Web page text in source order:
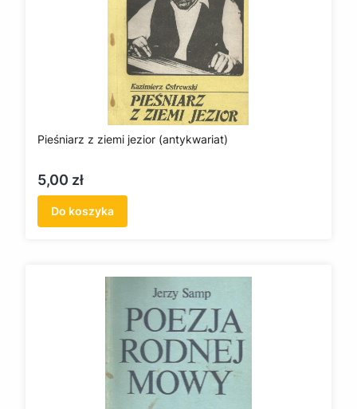
Pieśniarz z ziemi jezior (antykwariat)
Cena
5,00 zł
Do koszyka